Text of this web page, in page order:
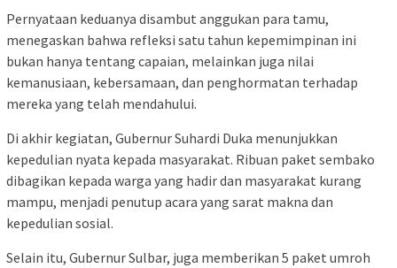
Pernyataan keduanya disambut anggukan para tamu,
menegaskan bahwa refleksi satu tahun kepemimpinan ini
bukan hanya tentang capaian, melainkan juga nilai
kemanusiaan, kebersamaan, dan penghormatan terhadap
mereka yang telah mendahului.
Di akhir kegiatan, Gubernur Suhardi Duka menunjukkan
kepedulian nyata kepada masyarakat. Ribuan paket sembako
dibagikan kepada warga yang hadir dan masyarakat kurang
mampu, menjadi penutup acara yang sarat makna dan
kepedulian sosial.
Selain itu, Gubernur Sulbar, juga memberikan 5 paket umroh